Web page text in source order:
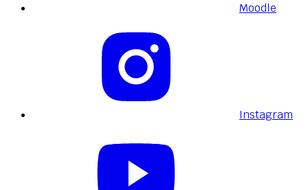
Moodle
Instagram